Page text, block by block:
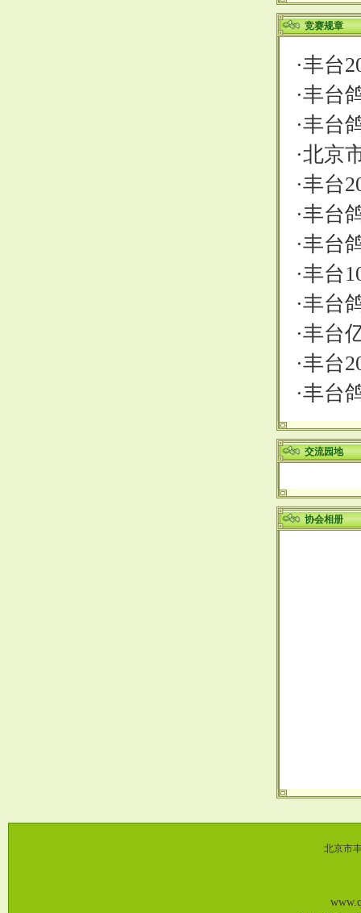
竞赛规章
·丰台
·丰台
·丰台
·北京
·丰台
·丰台
·丰台
·丰台
·丰台
·丰台
·丰台
·丰台
交流园地
协会相册
北京市